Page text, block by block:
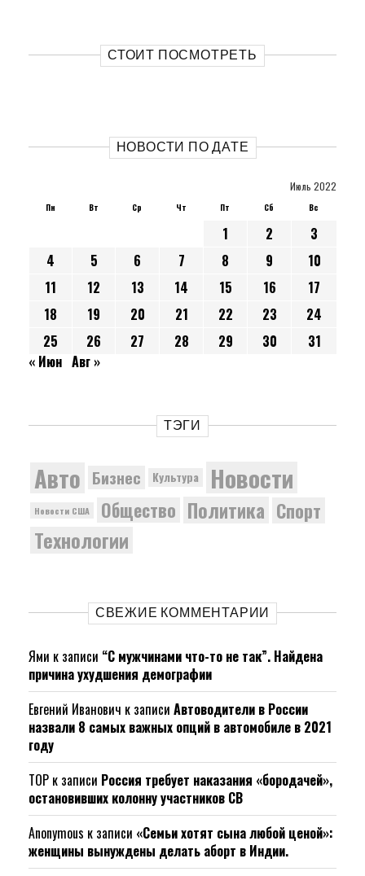
СТОИТ ПОСМОТРЕТЬ
НОВОСТИ ПО ДАТЕ
Июль 2022
Пн Вт Ср Чт Пт Сб Вс
1 2
3
4
5 6 7 8 9
10
11
12 13 14 15 16
17
18
19 20 21 22 23
24
25
26 27 28 29 30
31
« Июн Авг »
ТЭГИ
Авто Бизнес Культура Новости
Новости США Общество Политика Спорт
Технологии
СВЕЖИЕ КОММЕНТАРИИ
Ями к записи “С мужчинами что-то не так”. Найдена
причина ухудшения демографии
Евгений Иванович к записи Автоводители в России
назвали 8 самых важных опций в автомобиле в 2021
году
ТОР к записи Россия требует наказания «бородачей»,
остановивших колонну участников СВ
Anonymous к записи «Семьи хотят сына любой ценой»:
женщины вынуждены делать аборт в Индии.